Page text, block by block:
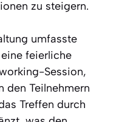
zu steigern.
umfasste
feierliche
Session,
den Teilnehmern
Treffen durch